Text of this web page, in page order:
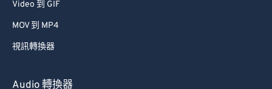
Video 到 GIF
MOV 到 MP4
視訊轉換器
Audio 轉換器